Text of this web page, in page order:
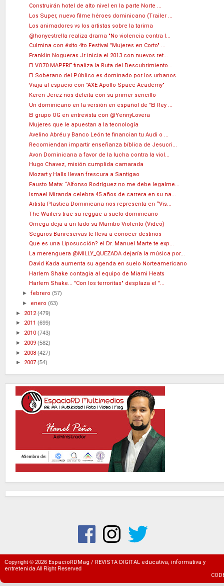
Construirán hotel de alto nivel en la parte Norte ...
Los Super, nuevo filme héroes dominicano (Trailer ...
Los animadores vs los artistas sobre la tarima
@honyestrella realiza drama "No violencia contra l...
Culmina con éxito 4to Festival "Mujeres en Corto" ...
Franklin Nogueras Jr inicia el 2013 con nuevos ret...
El VO70 MAPFRE finaliza la Ruta del Descubrimiento...
El Soberano del Público es dominado por los urbanos
Viaja al espacio con "AXE Apollo Space Academy"
Keren Jerez nos deleita con su primer sencillo
Un dominicano en la versión en español de "El Rey ...
El grupo OG en entrevista con @YennyLovera
Mujeres que le apuestan a la tecnología
Avelino Abréu y Banco León te financian tu Audi o ...
Recomiendan impartir enseñanza bíblica de Jesucri...
Avon Dominicana a favor de la lucha contra la viol...
Hugo Chavez, misión cumplida camarada
Mozart y Halls llevan frescura a Santigao
Fausto Mata: “Alfonso Rodríguez no me debe legalme...
Ismael Miranda celebra 45 años de carrera en su na...
Artista Plastica Dominicana nos representa en “Vis...
The Wailers trae su reggae a suelo dominicano
Omega deja a un lado su Mambo Violento (Video)
Seguros Banreservas te lleva a conocer destinos
Que es una Liposucción? el Dr. Manuel Marte te exp...
La merenguera @MILLY_QUEZADA dejaría la música por...
David Kada aumenta su agenda en suelo Norteamericano
Harlem Shake contagia al equipo de Miami Heats
Harlem Shake... "Con los terroritas" desplaza el "...
►febrero(57)
► enero(63)
► 2012 (479)
► 2011 (699)
► 2010 (743)
► 2009 (582)
► 2008 (427)
► 2007 (54)
Copyright © 2026 EspacioRDMag / REVISTA DIGITAL educativa, informativa y
entretenidaAll Right Reserved